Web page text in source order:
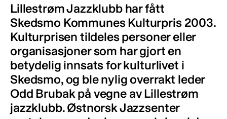
Lillestrøm Jazzklubb har fått
Skedsmo Kommunes Kulturpris 2003.
Kulturprisen tildeles personer eller
organisasjoner som har gjort en
betydelig innsats for kulturlivet i
Skedsmo, og ble nylig overrakt leder
Odd Brubak på vegne av Lillestrøm
jazzklubb. Østnorsk Jazzsenter